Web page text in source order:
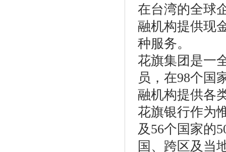
在台湾的全球
融机构提供现
种服务。
花旗集团是一
员，在98个国
融机构提供各
花旗银行作为
及56个国家的
国、跨区及当